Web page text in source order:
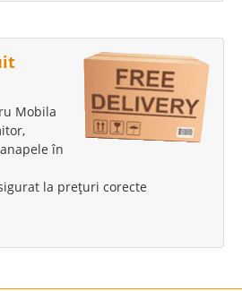
Mobila
în
la prețuri corecte